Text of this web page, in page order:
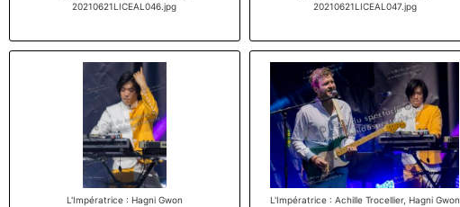
20210621LICEAL046.jpg
20210621LICEAL047.jpg
L'Impératrice : Hagni Gwon
L'Impératrice : Achille Trocellier, Hagni Gwon